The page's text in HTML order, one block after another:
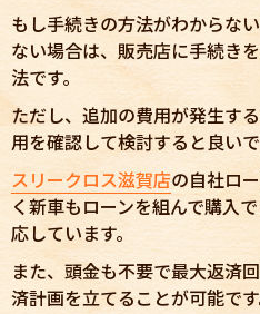
もし手続きの方法がわからな
ない場合は、販売店に手続き
法です。
ただし、追加の費用が発生す
用を確認して検討すると良い
スリークロス滋賀店の自社ロ
く新車もローンを組んで購入
応しています。
また、頭金も不要で最大返済
済計画を立てることが可能です